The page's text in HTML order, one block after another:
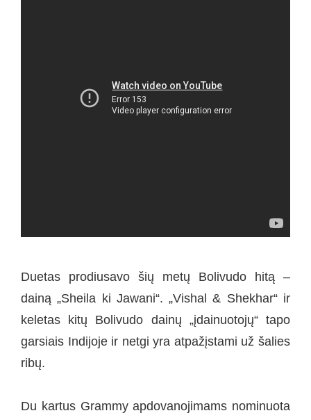
Duetas prodiusavo šių metų Bolivudo hitą –
dainą „Sheila ki Jawani“. „Vishal & Shekhar“ ir
keletas kitų Bolivudo dainų „įdainuotojų“ tapo
garsiais Indijoje ir netgi yra atpažįstami už šalies
ribų.
Du kartus Grammy apdovanojimams nominuota